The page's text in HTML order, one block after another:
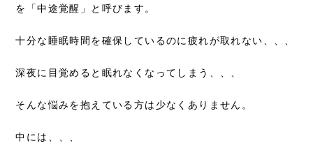
を「中途覚醒」と呼びます。
十分な睡眠時間を確保しているのに疲れが取れない、、、
深夜に目覚めると眠れなくなってしまう、、、
そんな悩みを抱えている方は少なくありません。
中には、、、